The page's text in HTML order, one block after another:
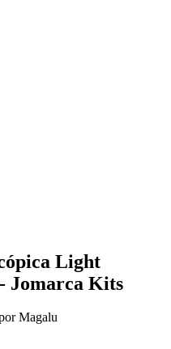
Light
Jomarca Kits
Magalu